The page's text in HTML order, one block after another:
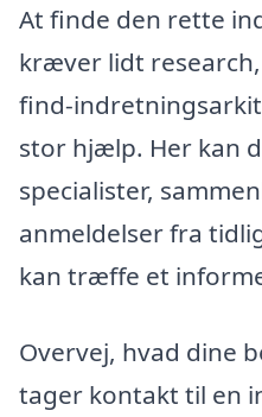
At finde den rette
kræver lidt
find-
stor hjælp. Her kan
specialister,
anmeldelser fra
kan træffe et
Overvej, hvad dine
tager kontakt til en